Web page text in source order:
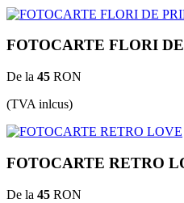
FOTOCARTE FLORI
De la 45 RON
(TVA inlcus)
FOTOCARTE RETRO
De la 45 RON